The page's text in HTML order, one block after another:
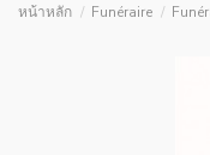
หน้าหลัก Funéraire